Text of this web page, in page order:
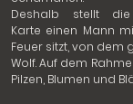
Deshalb stellt die
Karte einen Mann
Feuer sitzt, von dem
Wolf. Auf dem
Pilzen, Blumen und